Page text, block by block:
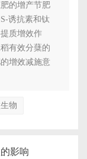
的增产节肥
诱抗素和钛
质增效作
有效分蘖的
增效减施意
物
影响